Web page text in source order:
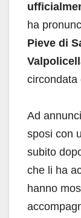
ha
Pieve di
circondata
Ad
sposi con
subito
che li ha
hanno